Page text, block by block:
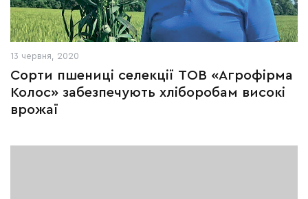
13 червня, 2020
Сорти пшениці селекції ТОВ «Агрофірма
Колос» забезпечують хліборобам високі
врожаї